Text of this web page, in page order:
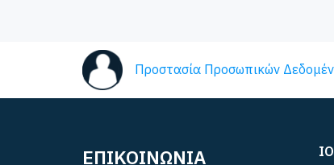
Προστασία Προσωπικών
ΕΠΙΚΟΙΝΩΝΙΑ